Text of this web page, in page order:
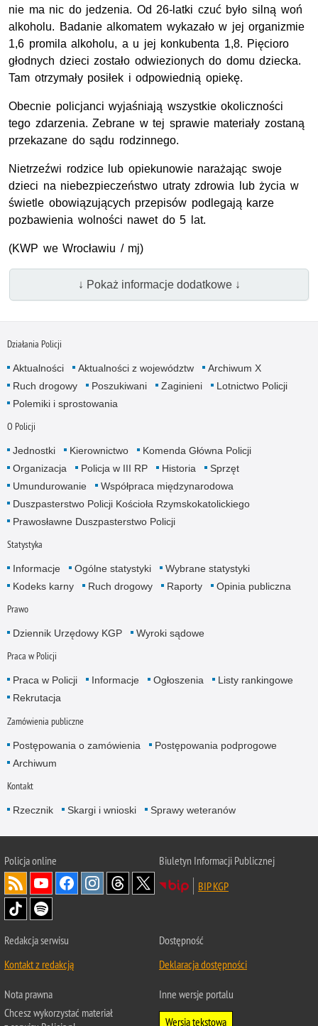
nie ma nic do jedzenia. Od 26-latki czuć było silną woń
alkoholu. Badanie alkomatem wykazało w jej organizmie
1,6 promila alkoholu, a u jej konkubenta 1,8. Pięcioro
głodnych dzieci zostało odwiezionych do domu dziecka.
Tam otrzymały posiłek i odpowiednią opiekę.
Obecnie policjanci wyjaśniają wszystkie okoliczności
tego zdarzenia. Zebrane w tej sprawie materiały zostaną
przekazane do sądu rodzinnego.
Nietrzeźwi rodzice lub opiekunowie narażając swoje
dzieci na niebezpieczeństwo utraty zdrowia lub życia w
świetle obowiązujących przepisów podlegają karze
pozbawienia wolności nawet do 5 lat.
(KWP we Wrocławiu / mj)
↓ Pokaż informacje dodatkowe ↓
Działania Policji
Aktualności Aktualności z województw
Archiwum X
Ruch drogowy
Poszukiwani Zaginieni
Lotnictwo Policji
Polemiki i sprostowania
O Policji
Jednostki Kierownictwo
Komenda Główna Policji
Organizacja
Policja w III RP Historia
Sprzęt
Umundurowanie
Współpraca międzynarodowa
Duszpasterstwo Policji Kościoła Rzymskokatolickiego
Prawosławne Duszpasterstwo Policji
Statystyka
Informacje Ogólne statystyki
Wybrane statystyki
Kodeks karny
Ruch drogowy Raporty Opinia publiczna
Prawo
Dziennik Urzędowy KGP Wyroki sądowe
Praca w Policji
Praca w Policji Informacje Ogłoszenia
Listy rankingowe
Rekrutacja
Zamówienia publiczne
Postępowania o zamówienia
Postępowania podprogowe
Archiwum
Kontakt
Rzecznik Skargi i wnioski Sprawy weteranów
Policjaonline
Biuletyn Informacji Publicznej
BIP KGP
Redakcja serwisu
Kontakt z redakcją
Dostępność
Deklaracja dostępności
Nota prawna
Chcesz wykorzystać materiał
Inne wersje portalu
Wersja tekstowa